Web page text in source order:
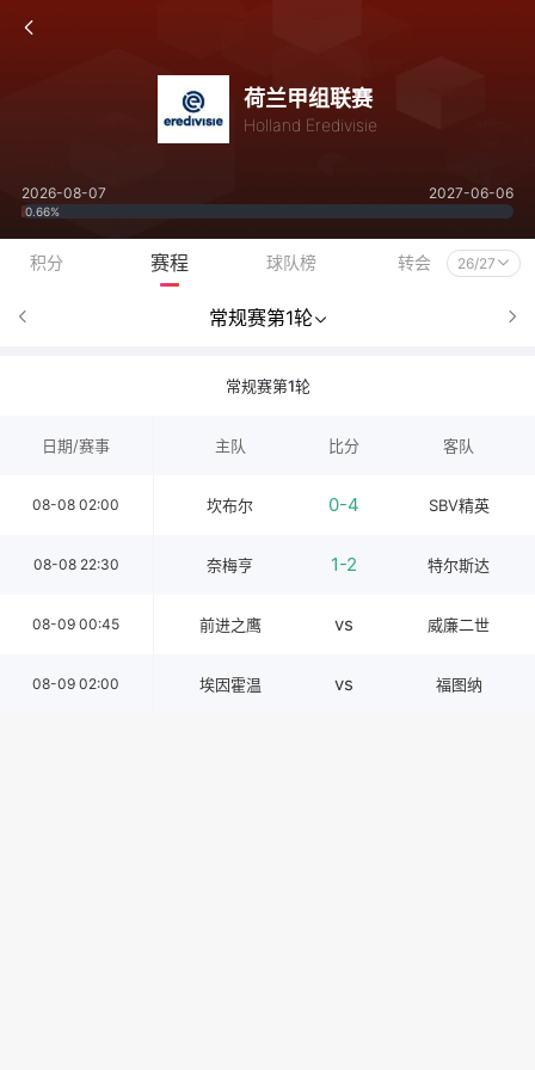
荷兰甲组联赛
Holland Eredivisie
2026-08-07 2027-06-06
0.66%
积分 赛程 球队榜 转会 26/27
常规赛第1轮
常规赛第1轮
日期/赛事 主队 比分 客队
08-08 02:00 坎布尔 0-4 SBV精英
08-08 22:30 奈梅亨 1-2 特尔斯达
08-09 00:45 前进之鹰 vs 威廉二世
08-09 02:00 埃因霍温 vs 福图纳